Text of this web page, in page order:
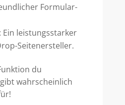
Formular-
Ein leistungsstarker
Seitenersteller.
du
wahrscheinlich